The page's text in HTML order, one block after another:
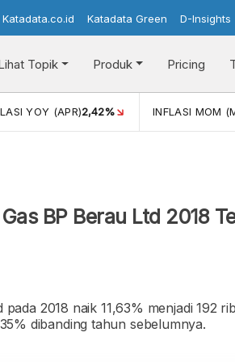
Katadata.co.id Katadata Green D-Insights
Topik Produk Pricing
YOY (APR)2,42% INFLASI MOM
BP Berau Ltd 2018
2018 naik 11,63% menjadi 192
dibanding tahun sebelumnya.